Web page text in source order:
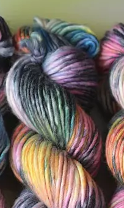
350м/100г (экстрафайн)
220м/100г
составов+
10% кашемир 90%
Aquarelle, Merino Tencel
75% меринос эстрафайн,
50% Шерсть 50% Акрил,
Tender, 80% меринос
75% Меринос 25%
50% шелк 50% меринос
100% буретный шелк,